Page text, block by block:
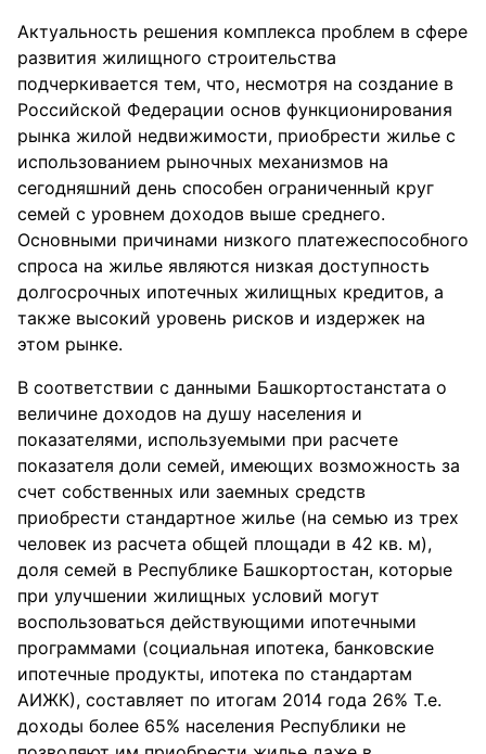
Актуальность решения комплекса проблем в сфере
развития жилищного строительства
подчеркивается тем, что, несмотря на создание в
Российской Федерации основ функционирования
рынка жилой недвижимости, приобрести жилье с
использованием рыночных механизмов на
сегодняшний день способен ограниченный круг
семей с уровнем доходов выше среднего.
Основными причинами низкого платежеспособного
спроса на жилье являются низкая доступность
долгосрочных ипотечных жилищных кредитов, а
также высокий уровень рисков и издержек на
этом рынке.
В соответствии с данными Башкортостанстата о
величине доходов на душу населения и
показателями, используемыми при расчете
показателя доли семей, имеющих возможность за
счет собственных или заемных средств
приобрести стандартное жилье (на семью из трех
человек из расчета общей площади в 42 кв. м),
доля семей в Республике Башкортостан, которые
при улучшении жилищных условий могут
воспользоваться действующими ипотечными
программами (социальная ипотека, банковские
ипотечные продукты, ипотека по стандартам
АИЖК), составляет по итогам 2014 года 26% Т.е.
доходы более 65% населения Республики не